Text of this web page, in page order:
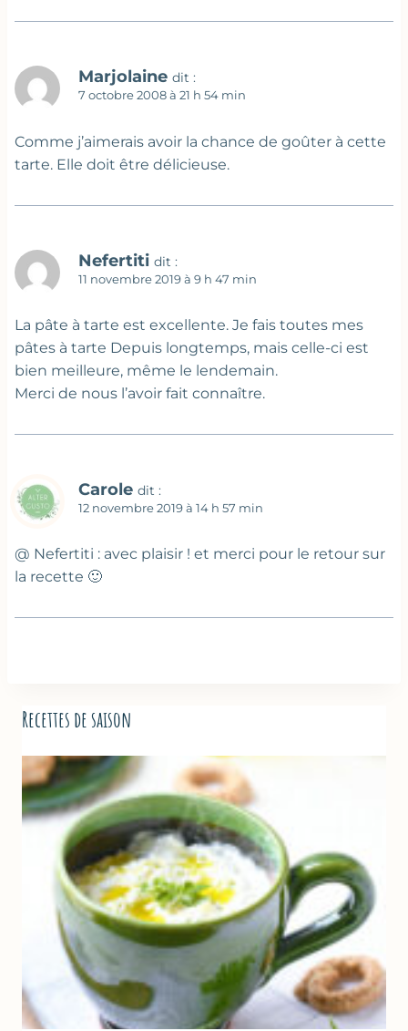
Marjolaine dit :
7 octobre 2008 à 21 h 54 min
Comme j’aimerais avoir la chance de goûter à cette
tarte. Elle doit être délicieuse.
Nefertiti dit :
11 novembre 2019 à 9 h 47 min
La pâte à tarte est excellente. Je fais toutes mes
pâtes à tarte Depuis longtemps, mais celle-ci est
bien meilleure, même le lendemain.
Merci de nous l’avoir fait connaître.
Carole dit :
12 novembre 2019 à 14 h 57 min
@ Nefertiti : avec plaisir ! et merci pour le retour sur
la recette 🙂
Recettes de saison